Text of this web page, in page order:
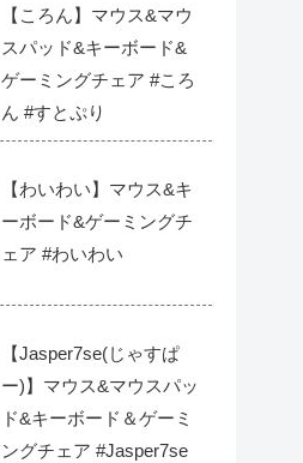
【ころん】マウス&マウ
スパッド&キーボード&
ゲーミングチェア #ころ
ん #すとぷり
【わいわい】マウス&キ
ーボード&ゲーミングチ
ェア #わいわい
【Jasper7se(じゃすぱ
ー)】マウス&マウスパッ
ド&キーボード＆ゲーミ
ングチェア #Jasper7se